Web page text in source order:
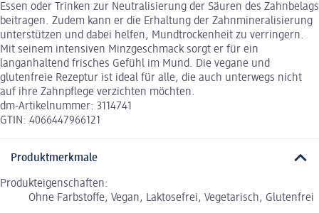
Essen oder Trinken zur Neutralisierung der Säuren des Zahnbelags
beitragen. Zudem kann er die Erhaltung der Zahnmineralisierung
unterstützen und dabei helfen, Mundtrockenheit zu verringern.
Mit seinem intensiven Minzgeschmack sorgt er für ein
langanhaltend frisches Gefühl im Mund. Die vegane und
glutenfreie Rezeptur ist ideal für alle, die auch unterwegs nicht
auf ihre Zahnpflege verzichten möchten.
dm-Artikelnummer: 3114741
GTIN: 4066447966121
Produktmerkmale
Produkteigenschaften:
Ohne Farbstoffe, Vegan, Laktosefrei, Vegetarisch, Glutenfrei